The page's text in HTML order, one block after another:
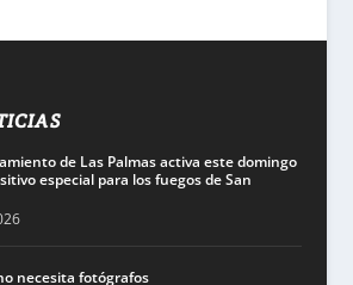
de Las Palmas activa este domingo
especial para los fuegos de San
necesita fotógrafos